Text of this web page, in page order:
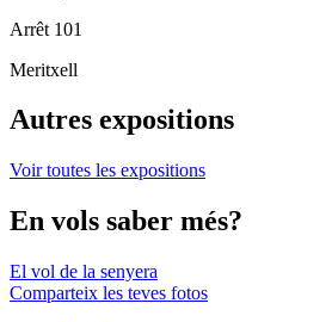
Arrêt 101
Meritxell
Autres expositions
Voir toutes les expositions
En vols saber més?
El vol de la senyera
Comparteix les teves fotos